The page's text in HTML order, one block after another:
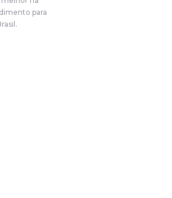
num pós- edital é muito
de informação, então vocês
bacana, porque quando eu me sentia
para